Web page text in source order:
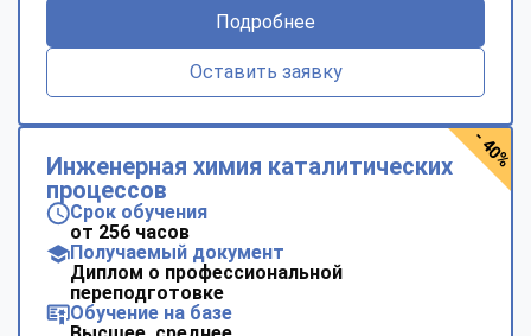
Подробнее
Оставить заявку
Инженерная химия каталитических
процессов
Срок обучения
от 256 часов
Получаемый документ
Диплом о профессиональной
переподготовке
Обучение на базе
- 40%